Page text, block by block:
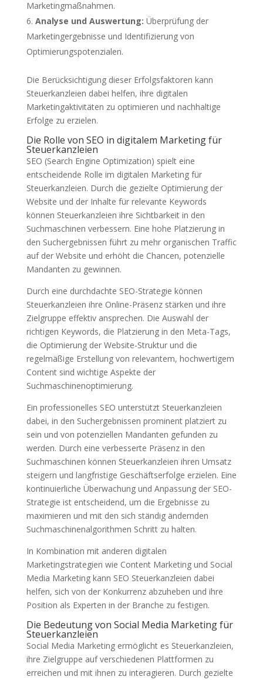
Marketingmaßnahmen.
Analyse und Auswertung: Überprüfung der
Marketingergebnisse und Identifizierung von
Optimierungspotenzialen.
Die Berücksichtigung dieser Erfolgsfaktoren kann
Steuerkanzleien dabei helfen, ihre digitalen
Marketingaktivitäten zu optimieren und nachhaltige
Erfolge zu erzielen.
Die Rolle von SEO in digitalem Marketing für
Steuerkanzleien
SEO (Search Engine Optimization) spielt eine
entscheidende Rolle im digitalen Marketing für
Steuerkanzleien. Durch die gezielte Optimierung der
Website und der Inhalte für relevante Keywords
können Steuerkanzleien ihre Sichtbarkeit in den
Suchmaschinen verbessern. Eine hohe Platzierung in
den Suchergebnissen führt zu mehr organischen Traffic
auf der Website und erhöht die Chancen, potenzielle
Mandanten zu gewinnen.
Durch eine durchdachte SEO-Strategie können
Steuerkanzleien ihre Online-Präsenz stärken und ihre
Zielgruppe effektiv ansprechen. Die Auswahl der
richtigen Keywords, die Platzierung in den Meta-Tags,
die Optimierung der Website-Struktur und die
regelmäßige Erstellung von relevantem, hochwertigem
Content sind wichtige Aspekte der
Suchmaschinenoptimierung.
Ein professionelles SEO unterstützt Steuerkanzleien
dabei, in den Suchergebnissen prominent platziert zu
sein und von potenziellen Mandanten gefunden zu
werden. Durch eine verbesserte Präsenz in den
Suchmaschinen können Steuerkanzleien ihren Umsatz
steigern und langfristige Geschäftserfolge erzielen. Eine
kontinuierliche Überwachung und Anpassung der SEO-
Strategie ist entscheidend, um die Ergebnisse zu
maximieren und mit den sich ständig ändernden
Suchmaschinenalgorithmen Schritt zu halten.
In Kombination mit anderen digitalen
Marketingstrategien wie Content Marketing und Social
Media Marketing kann SEO Steuerkanzleien dabei
helfen, sich von der Konkurrenz abzuheben und ihre
Position als Experten in der Branche zu festigen.
Die Bedeutung von Social Media Marketing für
Steuerkanzleien
Social Media Marketing ermöglicht es Steuerkanzleien,
ihre Zielgruppe auf verschiedenen Plattformen zu
erreichen und mit ihnen zu interagieren. Durch gezielte